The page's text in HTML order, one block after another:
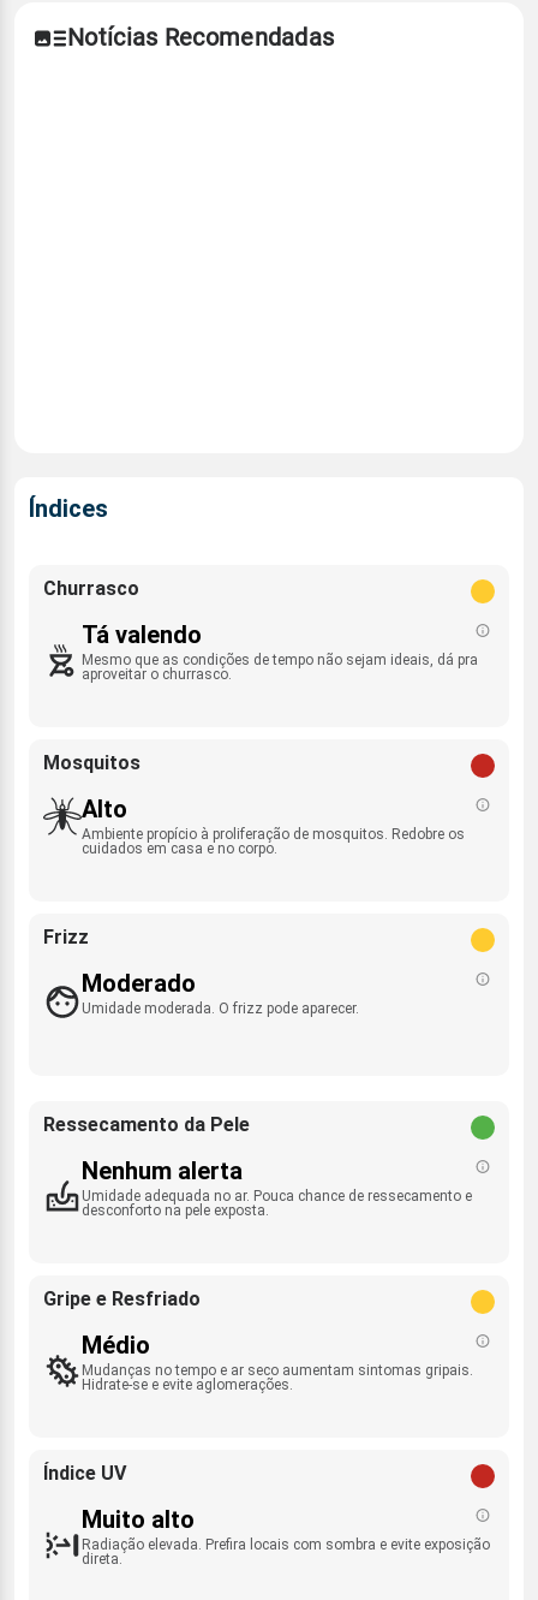
Notícias Recomendadas
Índices
Churrasco
Tá valendo
Mesmo que as condições de tempo não sejam ideais, dá pra
aproveitar o churrasco.
Mosquitos
Alto
Ambiente propício à proliferação de mosquitos. Redobre os
cuidados em casa e no corpo.
Frizz
Moderado
Umidade moderada. O frizz pode aparecer.
Ressecamento da Pele
Nenhum alerta
Umidade adequada no ar. Pouca chance de ressecamento e
desconforto na pele exposta.
Gripe e Resfriado
Médio
Mudanças no tempo e ar seco aumentam sintomas gripais.
Hidrate-se e evite aglomerações.
Índice UV
Muito alto
Radiação elevada. Prefira locais com sombra e evite exposição
direta.